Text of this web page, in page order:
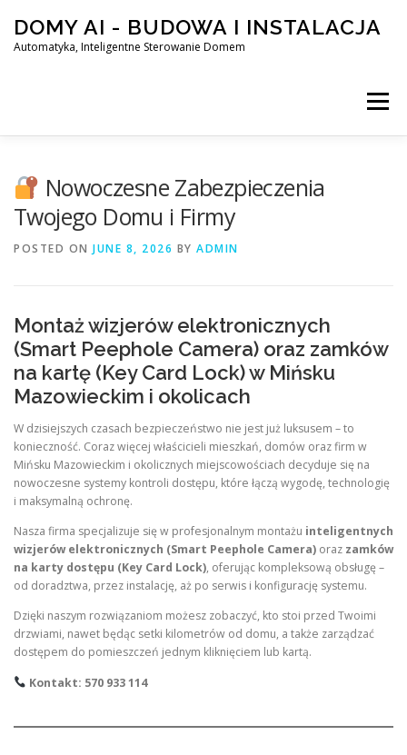
content
DOMY AI - BUDOWA I INSTALACJA
Automatyka, Inteligentne Sterowanie Domem
Menu
Nowoczesne Zabezpieczenia
Twojego Domu i Firmy
POSTED ON JUNE 8, 2026 BY ADMIN
Montaż wizjerów elektronicznych
(Smart Peephole Camera) oraz zamków
na kartę (Key Card Lock) w Mińsku
Mazowieckim i okolicach
W dzisiejszych czasach bezpieczeństwo nie jest już luksusem – to
konieczność. Coraz więcej właścicieli mieszkań, domów oraz firm w
Mińsku Mazowieckim i okolicznych miejscowościach decyduje się na
nowoczesne systemy kontroli dostępu, które łączą wygodę, technologię
i maksymalną ochronę.
Nasza firma specjalizuje się w profesjonalnym montażu inteligentnych
wizjerów elektronicznych (Smart Peephole Camera) oraz zamków
na karty dostępu (Key Card Lock), oferując kompleksową obsługę –
od doradztwa, przez instalację, aż po serwis i konfigurację systemu.
Dzięki naszym rozwiązaniom możesz zobaczyć, kto stoi przed Twoimi
drzwiami, nawet będąc setki kilometrów od domu, a także zarządzać
dostępem do pomieszczeń jednym kliknięciem lub kartą.
Kontakt: 570 933 114